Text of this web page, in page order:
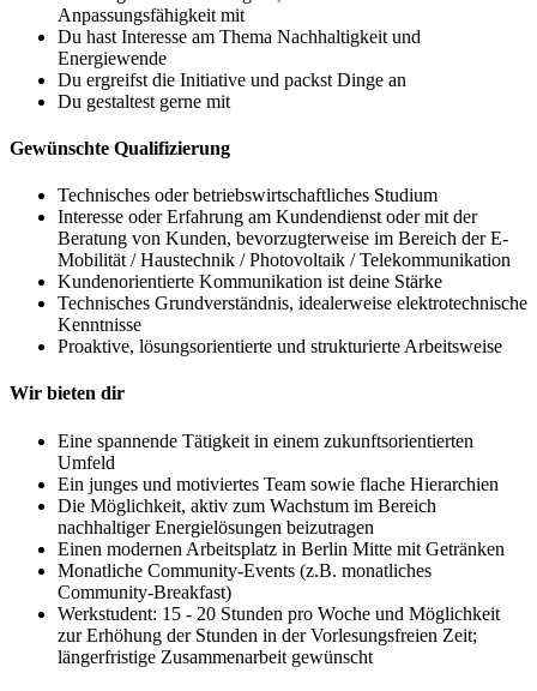
Anpassungsfähigkeit mit
Du hast Interesse am Thema Nachhaltigkeit und
Energiewende
Du ergreifst die Initiative und packst Dinge an
Du gestaltest gerne mit
Gewünschte Qualifizierung
Technisches oder betriebswirtschaftliches Studium
Interesse oder Erfahrung am Kundendienst oder mit der
Beratung von Kunden, bevorzugterweise im Bereich der E-
Mobilität / Haustechnik / Photovoltaik / Telekommunikation
Kundenorientierte Kommunikation ist deine Stärke
Technisches Grundverständnis, idealerweise elektrotechnische
Kenntnisse
Proaktive, lösungsorientierte und strukturierte Arbeitsweise
Wir bieten dir
Eine spannende Tätigkeit in einem zukunftsorientierten
Umfeld
Ein junges und motiviertes Team sowie flache Hierarchien
Die Möglichkeit, aktiv zum Wachstum im Bereich
nachhaltiger Energielösungen beizutragen
Einen modernen Arbeitsplatz in Berlin Mitte mit Getränken
Monatliche Community-Events (z.B. monatliches
Community-Breakfast)
Werkstudent: 15 - 20 Stunden pro Woche und Möglichkeit
zur Erhöhung der Stunden in der Vorlesungsfreien Zeit;
längerfristige Zusammenarbeit gewünscht